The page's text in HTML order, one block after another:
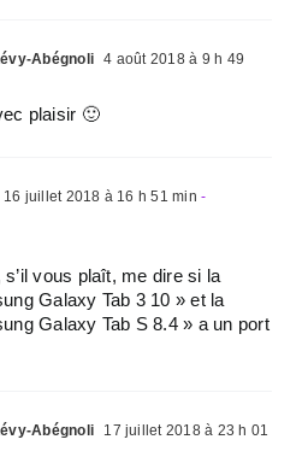
Abégnoli 4 août 2018 à 9 h 49
plaisir 🙂
16 juillet 2018 à 16 h 51 min -
vous plaît, me dire si la
Galaxy Tab 3 10 » et la
Galaxy Tab S 8.4 » a un port
Abégnoli
17 juillet 2018 à 23 h 01